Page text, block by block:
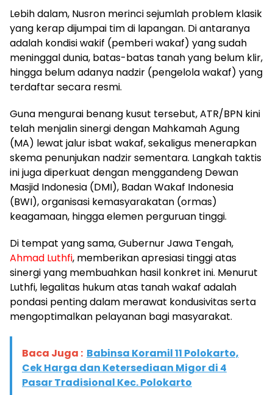
​Lebih dalam, Nusron merinci sejumlah problem klasik
yang kerap dijumpai tim di lapangan. Di antaranya
adalah kondisi wakif (pemberi wakaf) yang sudah
meninggal dunia, batas-batas tanah yang belum klir,
hingga belum adanya nadzir (pengelola wakaf) yang
terdaftar secara resmi.
​Guna mengurai benang kusut tersebut, ATR/BPN kini
telah menjalin sinergi dengan Mahkamah Agung
(MA) lewat jalur isbat wakaf, sekaligus menerapkan
skema penunjukan nadzir sementara. Langkah taktis
ini juga diperkuat dengan menggandeng Dewan
Masjid Indonesia (DMI), Badan Wakaf Indonesia
(BWI), organisasi kemasyarakatan (ormas)
keagamaan, hingga elemen perguruan tinggi.
​Di tempat yang sama, Gubernur Jawa Tengah,
Ahmad Luthfi, memberikan apresiasi tinggi atas
sinergi yang membuahkan hasil konkret ini. Menurut
Luthfi, legalitas hukum atas tanah wakaf adalah
pondasi penting dalam merawat kondusivitas serta
mengoptimalkan pelayanan bagi masyarakat.
Baca Juga : Babinsa Koramil 11 Polokarto,
Cek Harga dan Ketersediaan Migor di 4
Pasar Tradisional Kec. Polokarto